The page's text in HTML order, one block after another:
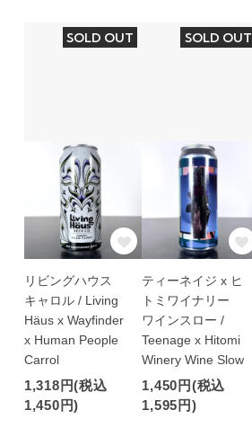
SOLD OUT
リビングハウス
キャロル / Living
Häus x Wayfinder
x Human People
Carrol
1,318円(税込
1,450円)
SOLD OUT
ティーネイジ x ヒ
トミワイナリー
ワインスロー /
Teenage x Hitomi
Winery Wine Slow
1,450円(税込
1,595円)